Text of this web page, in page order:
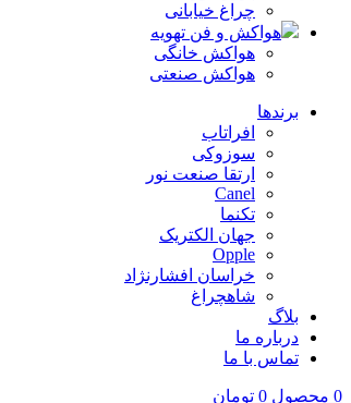
چراغ خیابانی
هواکش و فن تهویه
هواکش خانگی
هواکش صنعتی
برندها
افراتاب
سوزوکی
ارتقا صنعت نور
Canel
تکنما
جهان الکتریک
Opple
خراسان افشارنژاد
شاهچراغ
بلاگ
درباره ما
تماس با ما
0 محصول 0 تومان